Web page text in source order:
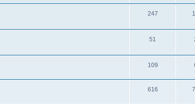
247
51
109
616